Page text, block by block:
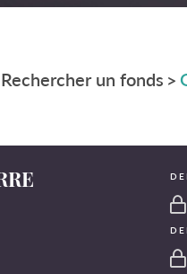
Rechercher un fonds >